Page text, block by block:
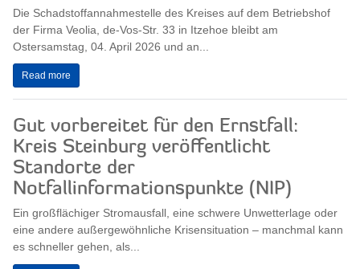
Die Schadstoffannahmestelle des Kreises auf dem Betriebshof
der Firma Veolia, de-Vos-Str. 33 in Itzehoe bleibt am
Ostersamstag, 04. April 2026 und an...
Read more
Gut vorbereitet für den Ernstfall:
Kreis Steinburg veröffentlicht
Standorte der
Notfallinformationspunkte (NIP)
Ein großflächiger Stromausfall, eine schwere Unwetterlage oder
eine andere außergewöhnliche Krisensituation – manchmal kann
es schneller gehen, als...